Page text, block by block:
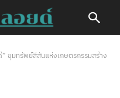
” ขุมทรัพย์สีสันแห่งเกษตรกรรมสร้าง